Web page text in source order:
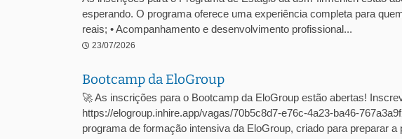
esperando. O programa oferece uma experiência completa para
reais; • Acompanhamento e desenvolvimento profissional...
23/07/2026
Bootcamp da EloGroup
🚀 As inscrições para o Bootcamp da EloGroup estão abertas!
https://elogroup.inhire.app/vagas/70b5c8d7-e76c-4a23-ba46-
programa de formação intensiva da EloGroup, criado para preparar a